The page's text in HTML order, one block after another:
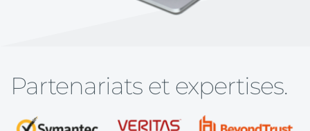
Partenariats et expertises.